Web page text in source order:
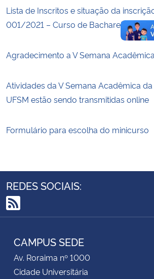
Secretaria de Governo
Advocacia-Geral da União
Banco Central do Brasil
Lista de Inscritos e situação da
001/2021 – Curso de Bacharelado em
Agradecimento a V Semana
Atividades da V Semana Acadêmica
UFSM estão sendo transmitidas online
Formulário para escolha do minicurso
REDES SOCIAIS:
RSS
CAMPUS SEDE
Av. Roraima nº 1000
Cidade Universitária